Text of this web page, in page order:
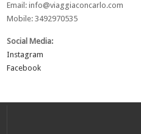
Email:info@viaggiaconcarlo.com
Mobile: 3492970535
Social Media:
Instagram
Facebook